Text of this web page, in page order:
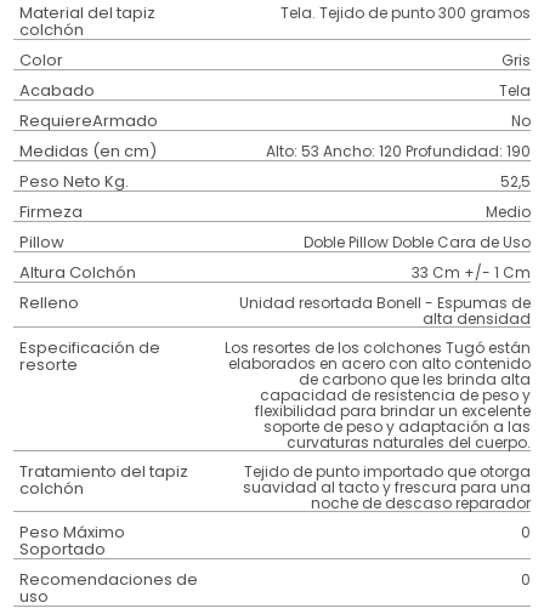
Material del tapiz
colchón
Tela. Tejido de punto 300 gramos
Color Gris
Acabado Tela
RequiereArmado No
Medidas (en cm) Alto: 53 Ancho: 120 Profundidad: 190
Peso Neto Kg. 52,5
Firmeza Medio
Pillow Doble Pillow Doble Cara de Uso
Altura Colchón 33 Cm +/- 1 Cm
Relleno Unidad resortada Bonell - Espumas de
alta densidad
Especificación de
resorte
Los resortes de los colchones Tugó están
elaborados en acero con alto contenido
de carbono que les brinda alta
capacidad de resistencia de peso y
flexibilidad para brindar un excelente
soporte de peso y adaptación a las
curvaturas naturales del cuerpo.
Tratamiento del tapiz
colchón
Tejido de punto importado que otorga
suavidad al tacto y frescura para una
noche de descaso reparador
Peso Máximo
Soportado
0
Recomendaciones de
uso
0